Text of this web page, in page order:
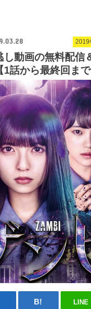
2019
し動画の無料配信
話から最終回まで
LINE